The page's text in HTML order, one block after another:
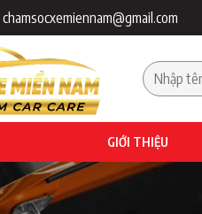
chamsocxemiennam@gmail.com
GIỚI THIỆU